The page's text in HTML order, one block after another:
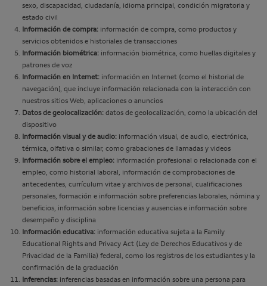
sexo, discapacidad, ciudadanía, idioma principal, condición migratoria y
estado civil
Información de compra: información de compra, como productos y
servicios obtenidos e historiales de transacciones
Información biométrica: información biométrica, como huellas digitales y
patrones de voz
Información en Internet: información en Internet (como el historial de
navegación), que incluye información relacionada con la interacción con
nuestros sitios Web, aplicaciones o anuncios
Datos de geolocalización: datos de geolocalización, como la ubicación del
dispositivo
Información visual y de audio: información visual, de audio, electrónica,
térmica, olfativa o similar, como grabaciones de llamadas y videos
Información sobre el empleo: información profesional o relacionada con el
empleo, como historial laboral, información de comprobaciones de
antecedentes, currículum vitae y archivos de personal, cualificaciones
personales, formación e información sobre preferencias laborales, nómina y
beneficios, información sobre licencias y ausencias e información sobre
desempeño y disciplina
Información educativa: información educativa sujeta a la Family
Educational Rights and Privacy Act (Ley de Derechos Educativos y de
Privacidad de la Familia) federal, como los registros de los estudiantes y la
confirmación de la graduación
Inferencias: inferencias basadas en información sobre una persona para